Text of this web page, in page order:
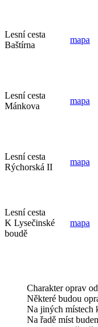
Lesní cesta
Baštírna
mapa
Lesní cesta
Mánkova
mapa
Lesní cesta
Rýchorská II
mapa
Lesní cesta
K Lysečinské
boudě
mapa
Charakter oprav
Některé budou
Na jiných místech
Na řadě míst